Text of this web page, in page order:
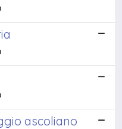
ascoliano